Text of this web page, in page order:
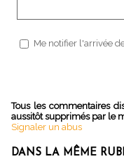
Me notifier l'arrivée
Tous les commentaires
aussitôt supprimés par le
Signaler un abus
DANS LA MÊME